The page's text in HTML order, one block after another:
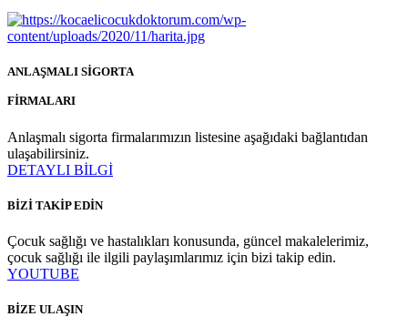
ANLAŞMALI SİGORTA
FİRMALARI
Anlaşmalı sigorta firmalarımızın listesine aşağıdaki bağlantıdan
ulaşabilirsiniz.
DETAYLI BİLGİ
BİZİ TAKİP EDİN
Çocuk sağlığı ve hastalıkları konusunda, güncel makalelerimiz,
çocuk sağlığı ile ilgili paylaşımlarımız için bizi takip edin.
YOUTUBE
BİZE ULAŞIN